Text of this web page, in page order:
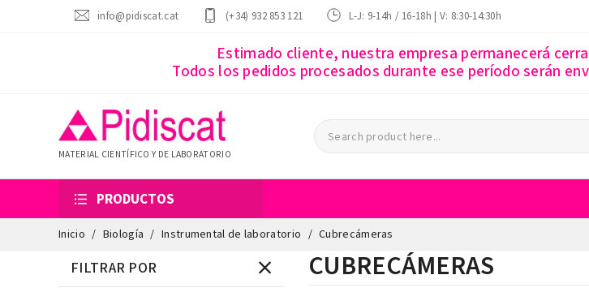
info@pidiscat.cat (+34) 932 853 121 L-J: 9-14h / 16-18h | V: 8:30-14:30h
Estimado cliente, nuestra empresa permanecerá
Todos los pedidos procesados durante ese período serán
MATERIAL CIENTÍFICO Y DE LABORATORIO
PRODUCTOS
Inicio Biología Instrumental de laboratorio Cubrecámeras
FILTRAR POR CUBRECÁMERAS